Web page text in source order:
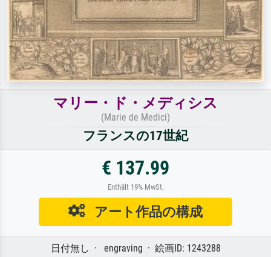
マリー・ド・メディシス
(Marie de Medici)
フランスの17世紀
€ 137.99
Enthält 19% MwSt.
アート作品の構成
日付無し · engraving · 絵画ID: 1243288